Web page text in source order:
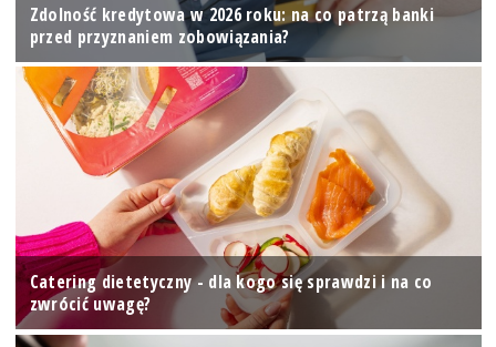
Zdolność kredytowa w 2026 roku: na co patrzą banki
przed przyznaniem zobowiązania?
Catering dietetyczny - dla kogo się sprawdzi i na co
zwrócić uwagę?